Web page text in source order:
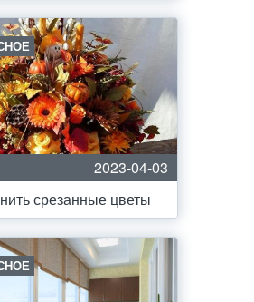
2023-04-03
срезанные цветы